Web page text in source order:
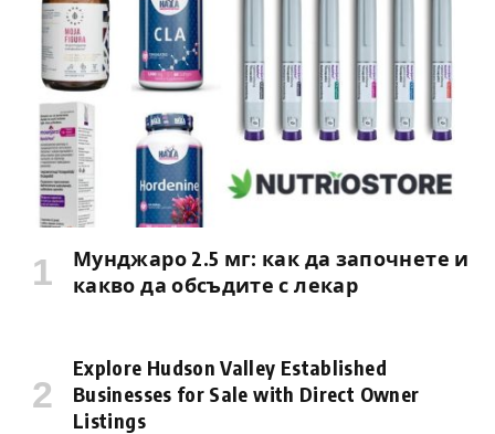
Мунджаро 2.5 мг: как да започнете и
какво да обсъдите с лекар
Explore Hudson Valley Established
Businesses for Sale with Direct Owner
Listings